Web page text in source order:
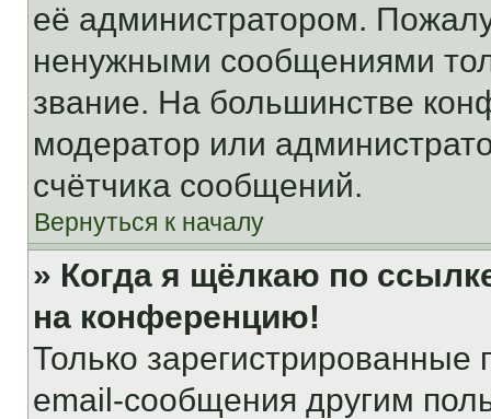
её администратором.
ненужными сообщениями
звание. На большинстве
модератор или
счётчика сообщений.
Вернуться к началу
» Когда я щёлкаю по
на конференцию!
Только зарегистрированные
email-сообщения другим